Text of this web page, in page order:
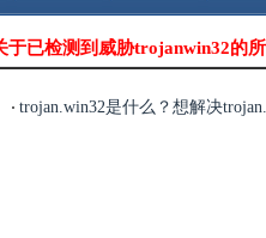
于已检测到威胁trojanwin32的
trojan.win32是什么？想解决